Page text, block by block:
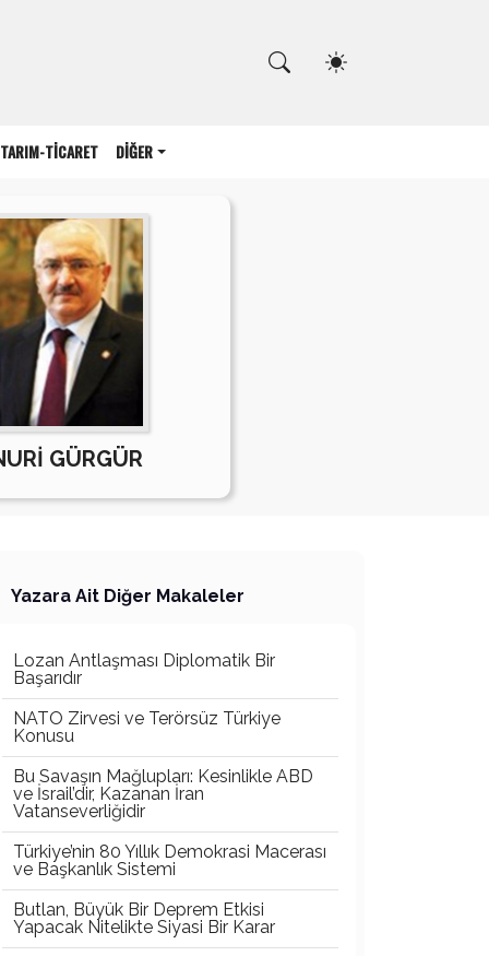
TARIM-TİCARET DİĞER
GÜRGÜR
Yazara Ait Diğer Makaleler
Lozan Antlaşması Diplomatik Bir
Başarıdır
NATO Zirvesi ve Terörsüz Türkiye
Konusu
Bu Savaşın Mağlupları: Kesinlikle ABD
ve İsrail’dir, Kazanan İran
Vatanseverliğidir
Türkiye’nin 80 Yıllık Demokrasi Macerası
ve Başkanlık Sistemi
Butlan, Büyük Bir Deprem Etkisi
Yapacak Nitelikte Siyasi Bir Karar